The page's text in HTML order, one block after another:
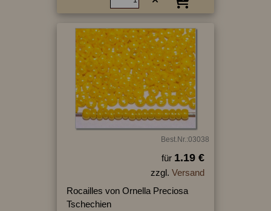
Best.Nr.:03038
für 1.19 €
zzgl. Versand
Rocailles von Ornella Preciosa
Tschechien